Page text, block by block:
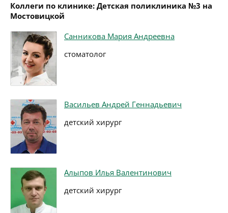
Коллеги по клинике: Детская поликлиника №3 на
Мостовицкой
Санникова Мария Андреевна
стоматолог
Васильев Андрей Геннадьевич
детский хирург
Алыпов Илья Валентинович
детский хирург